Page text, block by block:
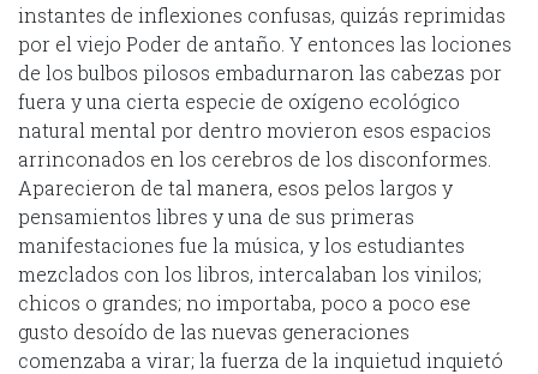
instantes de inflexiones confusas, quizás reprimidas
por el viejo Poder de antaño. Y entonces las lociones
de los bulbos pilosos embadurnaron las cabezas por
fuera y una cierta especie de oxígeno ecológico
natural mental por dentro movieron esos espacios
arrinconados en los cerebros de los disconformes.
Aparecieron de tal manera, esos pelos largos y
pensamientos libres y una de sus primeras
manifestaciones fue la música, y los estudiantes
mezclados con los libros, intercalaban los vinilos;
chicos o grandes; no importaba, poco a poco ese
gusto desoído de las nuevas generaciones
comenzaba a virar; la fuerza de la inquietud inquietó